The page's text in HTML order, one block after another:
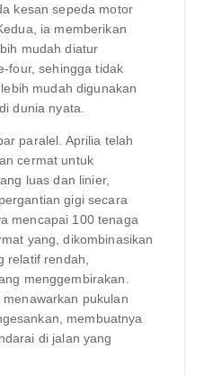
kesan sepeda motor
ia memberikan
mudah diatur
four, sehingga tidak
mudah digunakan
dunia nyata.
paralel. Aprilia telah
cermat untuk
luas dan linier,
gigi secara
mencapai 100 tenaga
yang, dikombinasikan
relatif rendah,
menggembirakan.
pukulan
membuatnya
di jalan yang